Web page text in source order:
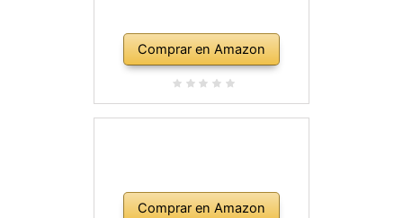
Comprar en Amazon
Comprar en Amazon